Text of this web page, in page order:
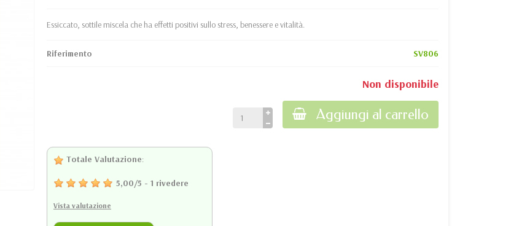
Essiccato, sottile miscela che ha effetti positivi sullo stress, benessere e vitalità.
Riferimento SV806
Non disponibile
Aggiungi al carrello
Totale Valutazione:
5,00/5 - 1 rivedere
Vista valutazione